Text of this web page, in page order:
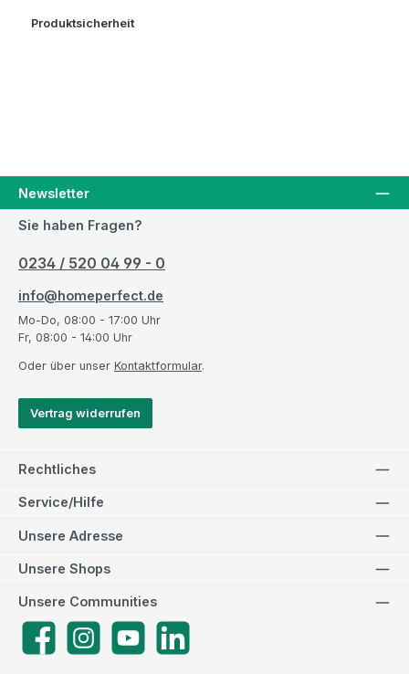
Produktsicherheit
Newsletter
Sie haben Fragen?
0234 / 520 04 99 - 0
info@homeperfect.de
Mo-Do, 08:00 - 17:00 Uhr
Fr, 08:00 - 14:00 Uhr
Oder über unser Kontaktformular.
Vertrag widerrufen
Rechtliches
Service/Hilfe
Unsere Adresse
Unsere Communities
FacebookInstagramYouTube
Unsere Shops